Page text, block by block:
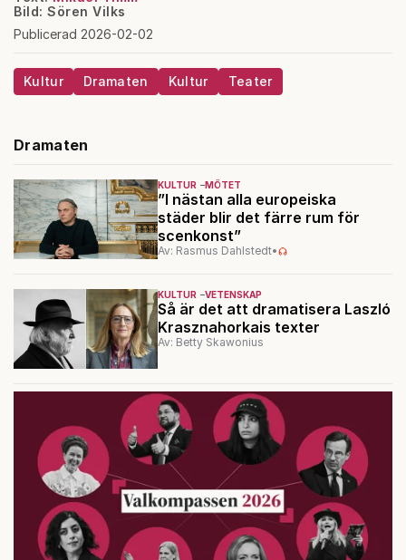
Bild: Sören Vilks
Publicerad 2026-02-02
Kultur Dramaten Kultur Teater
Dramaten
KULTUR MÖTET
”I nästan alla europeiska
städer blir det färre rum för
scenkonst”
Av: Rasmus Dahlstedt•
KULTUR VETENSKAP
Så är det att dramatisera Laszló
Krasznahorkais texter
Av: Betty Skawonius